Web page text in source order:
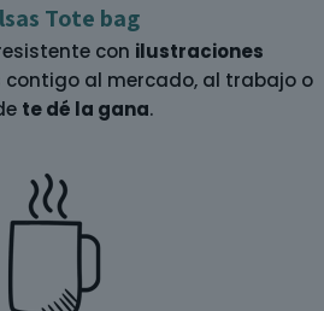
Tote bag
con ilustraciones
contigo al mercado, al trabajo o
te dé la gana.